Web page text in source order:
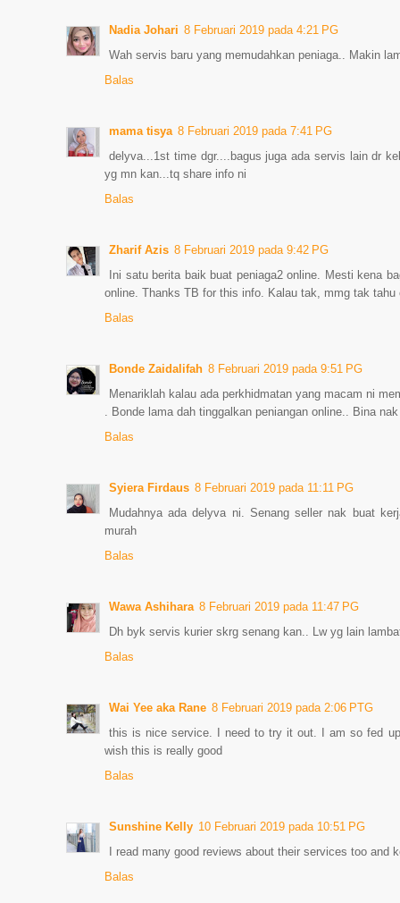
Nadia Johari 8 Februari 2019 pada 4:21 PG
Wah servis baru yang memudahkan peniaga.. Makin
Balas
mama tisya 8 Februari 2019 pada 7:41 PG
delyva...1st time dgr....bagus juga ada servis lain dr
yg mn kan...tq share info ni
Balas
Zharif Azis 8 Februari 2019 pada 9:42 PG
Ini satu berita baik buat peniaga2 online. Mesti kena
online. Thanks TB for this info. Kalau tak, mmg tak tahu
Balas
Bonde Zaidalifah 8 Februari 2019 pada 9:51 PG
Menariklah kalau ada perkhidmatan yang macam ni
. Bonde lama dah tinggalkan peniangan online.. Bina
Balas
Syiera Firdaus 8 Februari 2019 pada 11:11 PG
Mudahnya ada delyva ni. Senang seller nak buat
murah
Balas
Wawa Ashihara 8 Februari 2019 pada 11:47 PG
Dh byk servis kurier skrg senang kan.. Lw yg lain
Balas
Wai Yee aka Rane 8 Februari 2019 pada 2:06 PTG
this is nice service. I need to try it out. I am so fed
wish this is really good
Balas
Sunshine Kelly 10 Februari 2019 pada 10:51 PG
I read many good reviews about their services too and
Balas